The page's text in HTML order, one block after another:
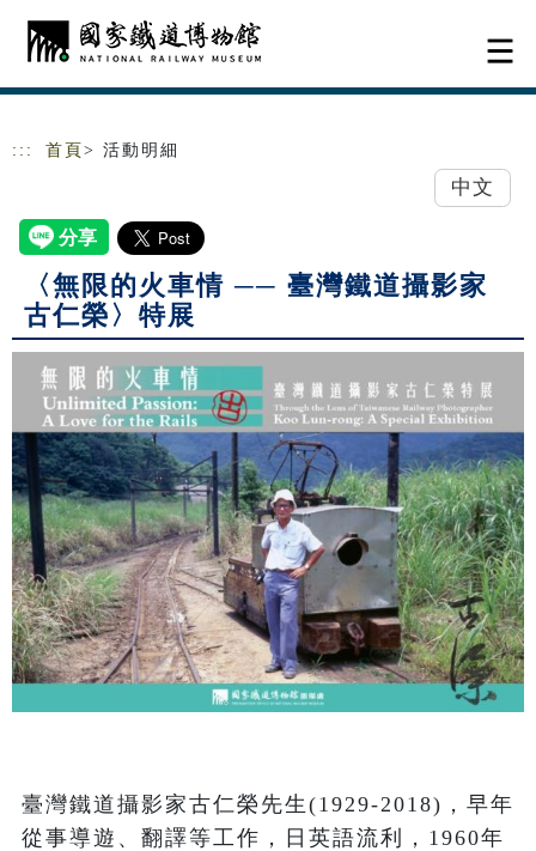
跳到主要內容
網站導覽
::: 首頁 > 活動明細
中文
〈無限的火車情 ── 臺灣鐵道攝影家
古仁榮〉特展
臺灣鐵道攝影家古仁榮先生(1929-2018)，早年
從事導遊、翻譯等工作，日英語流利，1960年